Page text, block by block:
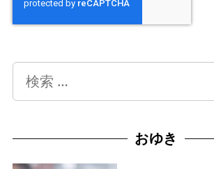
おゆき